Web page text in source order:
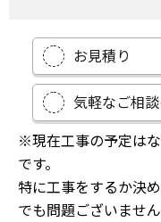
お見積り
気軽なご相
※現在工事の予定は
です。
特に工事をするか決
でも問題ございません